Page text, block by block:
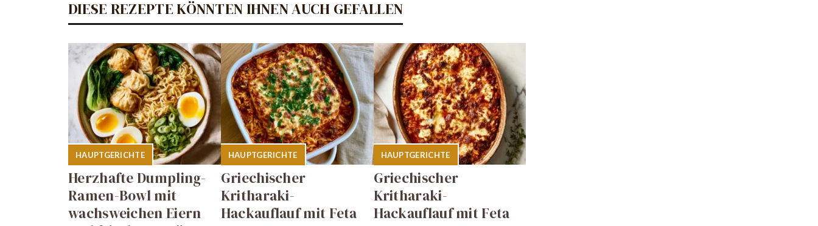
DIESE REZEPTE KÖNNTEN IHNEN AUCH GEFALLEN
HAUPTGERICHTE
Herzhafte Dumpling-
Ramen-Bowl mit
wachsweichen Eiern
HAUPTGERICHTE
Griechischer
Kritharaki-
Hackauflauf mit Feta
HAUPTGERICHTE
Griechischer
Kritharaki-
Hackauflauf mit Feta